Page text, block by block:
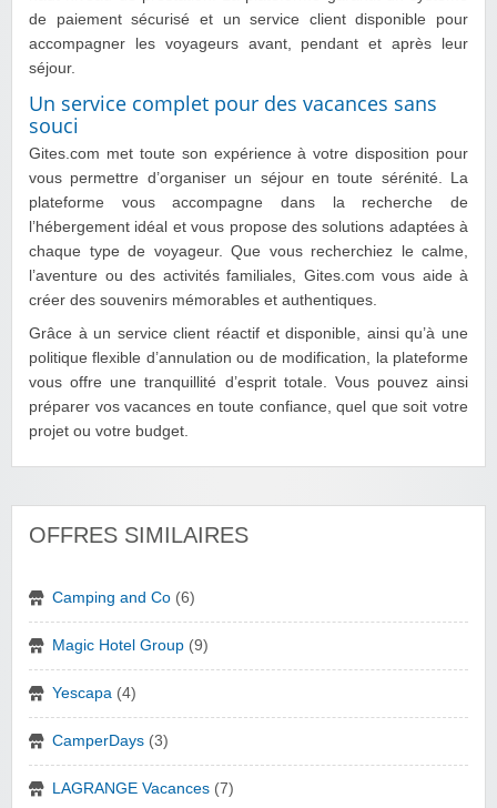
de paiement sécurisé et un service client disponible pour
accompagner les voyageurs avant, pendant et après leur
séjour.
Un service complet pour des vacances sans
souci
Gites.com met toute son expérience à votre disposition pour
vous permettre d’organiser un séjour en toute sérénité. La
plateforme vous accompagne dans la recherche de
l’hébergement idéal et vous propose des solutions adaptées à
chaque type de voyageur. Que vous recherchiez le calme,
l’aventure ou des activités familiales, Gites.com vous aide à
créer des souvenirs mémorables et authentiques.
Grâce à un service client réactif et disponible, ainsi qu’à une
politique flexible d’annulation ou de modification, la plateforme
vous offre une tranquillité d’esprit totale. Vous pouvez ainsi
préparer vos vacances en toute confiance, quel que soit votre
projet ou votre budget.
OFFRES SIMILAIRES
Camping and Co (6)
Magic Hotel Group (9)
Yescapa (4)
CamperDays (3)
LAGRANGE Vacances (7)